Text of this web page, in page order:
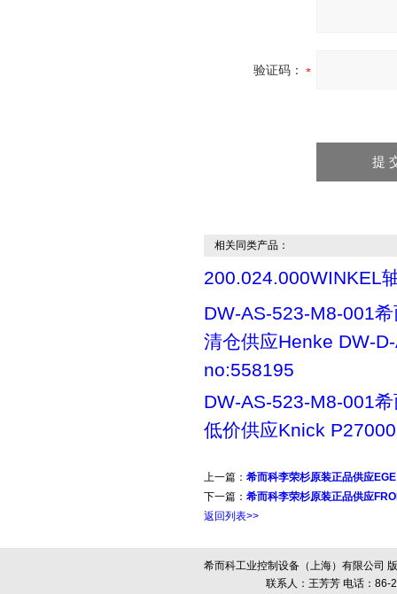
验证码：
相关同类产品：
200.024.000WINKEL
DW-AS-523-M8-001
清仓供应Henke DW-
no:558195
DW-AS-523-M8-001
低价供应Knick
上一篇： 希而科李荣杉原装正品供应EGE
下一篇： 希而科李荣杉原装正品供应
返回列表>>
希而科工业控制设备（上海）有限公司
联系人：王芳芳 电话：